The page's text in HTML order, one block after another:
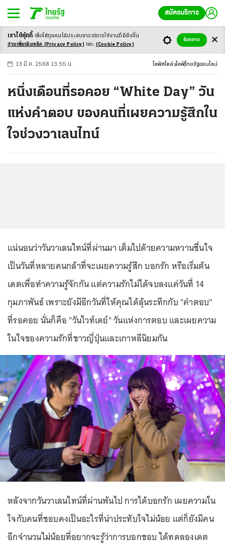
สมัครบริการ
-ก ก ก+
13 มี.ค. 2568 13:55 น. ไลฟ์สไตล์ ไลฟ์ไทยรัฐออนไลน์
หนึ่งเดือนที่รอคอย “White Day” วัน
แห่งคำตอบ ของคนที่เผยความรู้สึกใน
ใจช่วงวาเลนไทน์
แน่นอนว่าวันวาเลนไทน์ที่ผ่านมา เต็มไปด้วยความหวานชื่นใจ
เป็นวันที่หลายคนกล้าที่จะเผยความรู้สึก บอกรัก หรือเริ่มต้น
เดตเพื่อทำความรู้จักกัน แต่ความรักไม่ได้จบลงแค่วันที่ 14
กุมภาพันธ์ เพราะยังมีอีกวันที่ให้คุณได้ลุ้นระทึกกับ "คำตอบ"
ที่รอคอย นั่นก็คือ "วันไวท์เดย์" วันแห่งการตอบ และเผยความ
ในใจของความรักที่ชาวญี่ปุ่นและเกาหลีนิยมกัน
หลังจากวันวาเลนไทน์ที่ผ่านพ้นไป การได้บอกรัก เผยความใน
ใจกับคนที่ชอบคงเป็นอะไรที่น่าประทับใจไม่น้อย แต่ก็ยังมีคน
อีกจำนวนไม่น้อยที่อยากจะรู้ว่าการบอกชอบ ได้ทดลองเดต
เราใช้คุ้กกี้ เพื่อให้ทุกคนได้ประสบการณ์การใช้งานที่ดียิ่งขึ้น
อ่านเพิ่มเติมคลิก (Privacy Policy) และ (Cookie Policy)
รับทราบ